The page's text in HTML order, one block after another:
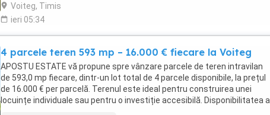
Voiteg, Timis
ieri 05:34
4 parcele teren 593 mp – 16.000 € fiecare la Voiteg
APOSTU ESTATE vă propune spre vânzare parcele de teren intravilan
de 593,0 mp fiecare, dintr-un lot total de 4 parcele disponibile, la prețul
de 16.000 € per parcelă. Terenul este ideal pentru construirea unei
locuințe individuale sau pentru o investiție accesibilă. Disponibilitatea a